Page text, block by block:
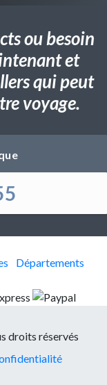
ou besoin
et
qui peut
voyage.
Départements
droits réservés